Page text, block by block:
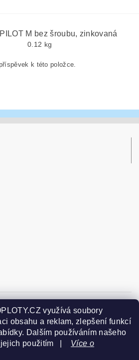
M bez šroubu, zinkovaná
0.12 kg
k této položce.
využívá soubory
obsahu a reklam, zlepšení funkcí
Dalším používáním našeho
jejich použitím | Více o